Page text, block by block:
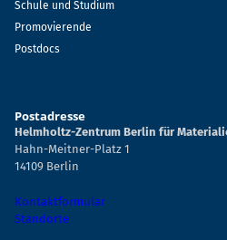
Schule und Studium
Promovierende
Postdocs
Postadresse
Helmholtz-Zentrum Berlin für
Hahn-Meitner-Platz 1
14109 Berlin
Kontaktformular
Standorte